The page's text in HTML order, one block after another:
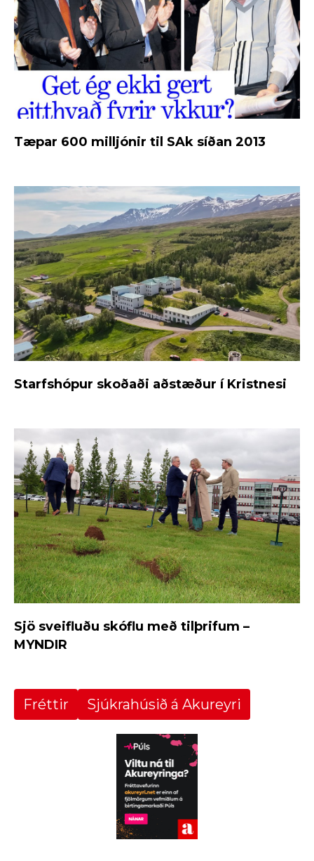
Tæpar 600 milljónir til SAk síðan 2013
Starfshópur skoðaði aðstæður í Kristnesi
Sjö sveifluðu skóflu með tilþrifum –
MYNDIR
Fréttir Sjúkrahúsið á Akureyri